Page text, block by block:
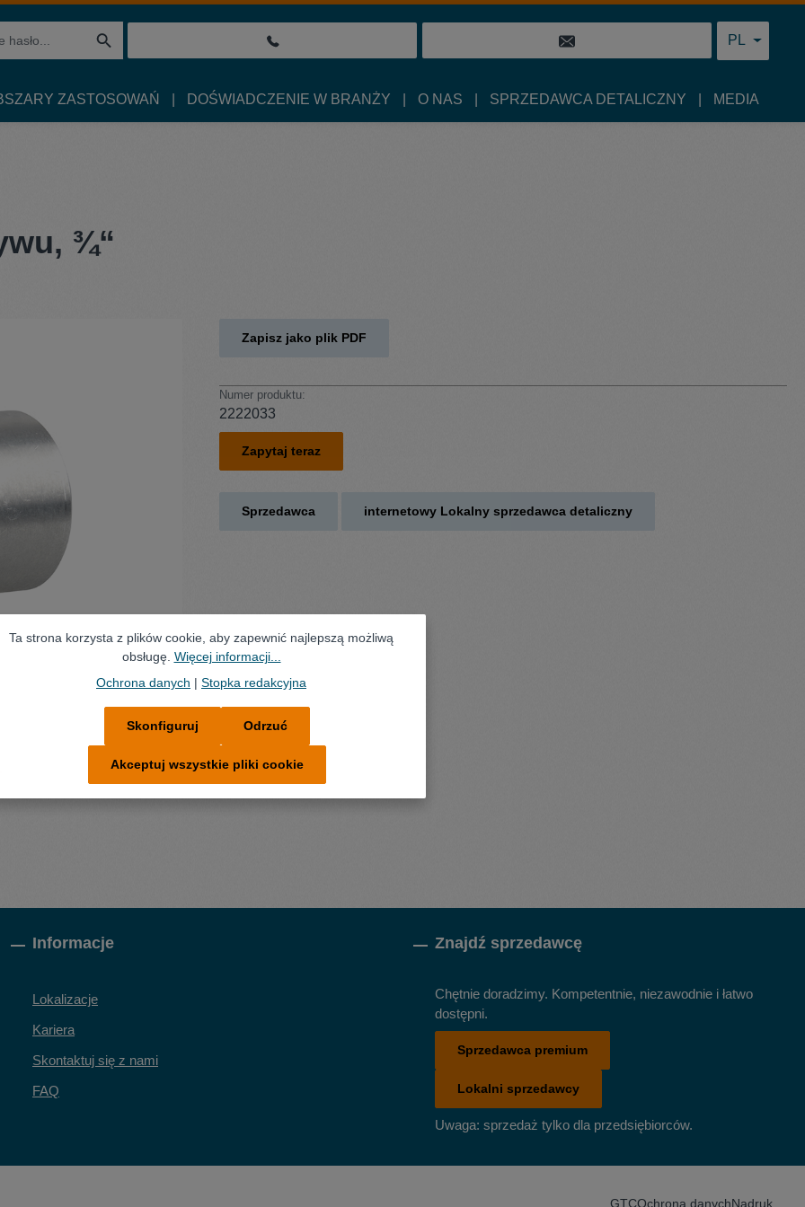
PL
ZASTOSOWAŃ DOŚWIADCZENIE W BRANŻY O NAS SPRZEDAWCA DETALICZNY MEDIA
¾“
Zapisz jako plik PDF
Numer produktu:
2222033
Zapytaj teraz
Sprzedawca internetowy Lokalny sprzedawca detaliczny
Informacje
Lokalizacje
Kariera
Skontaktuj się z nami
FAQ
Znajdź sprzedawcę
Chętnie doradzimy. Kompetentnie, niezawodnie i łatwo
dostępni.
Sprzedawca premium
Lokalni sprzedawcy
Uwaga: sprzedaż tylko dla przedsiębiorców.
GTCOchrona danychNadruk
Ta strona korzysta z plików cookie, aby zapewnić najlepszą możliwą
obsługę. Więcej informacji...
Ochrona danych | Stopka redakcyjna
Odrzuć
Skonfiguruj
Akceptuj wszystkie pliki cookie